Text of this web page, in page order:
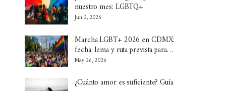
nuestro mes: LGBTQ+
Jun 2, 2026
Marcha LGBT+ 2026 en CDMX:
fecha, lema y ruta prevista para…
May 26, 2026
¿Cuánto amor es suficiente? Guía